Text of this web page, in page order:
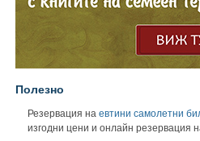
Полезно
Резервация на евтини самолетни
изгодни цени и онлайн резервация